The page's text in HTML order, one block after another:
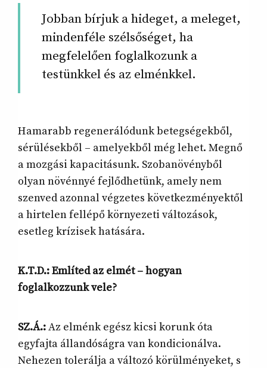
Jobban bírjuk a hideget, a meleget,
mindenféle szélsőséget, ha
megfelelően foglalkozunk a
testünkkel és az elménkkel.
Hamarabb regenerálódunk betegségekből,
sérülésekből – amelyekből még lehet. Megnő
a mozgási kapacitásunk. Szobanövényből
olyan növénnyé fejlődhetünk, amely nem
szenved azonnal végzetes következményektől
a hirtelen fellépő környezeti változások,
esetleg krízisek hatására.
K.T.D.: Említed az elmét – hogyan
foglalkozzunk vele?
SZ.Á.:Az elménk egész kicsi korunk óta
egyfajta állandóságra van kondicionálva.
Nehezen tolerálja a változó körülményeket, s